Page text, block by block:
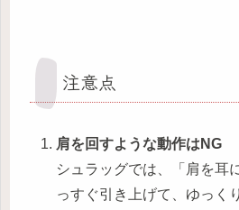
注意点
肩を回すような動作はNG
シュラッグでは、「肩を耳
っすぐ引き上げて、ゆっく